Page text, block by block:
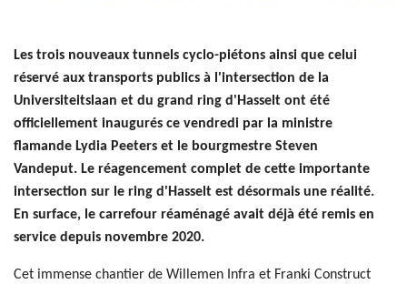
Les trois nouveaux tunnels cyclo-piétons ainsi que celui
réservé aux transports publics à l'intersection de la
Universiteitslaan et du grand ring d'Hasselt ont été
officiellement inaugurés ce vendredi par la ministre
flamande Lydia Peeters et le bourgmestre Steven
Vandeput. Le réagencement complet de cette importante
intersection sur le ring d'Hasselt est désormais une réalité.
En surface, le carrefour réaménagé avait déjà été remis en
service depuis novembre 2020.
Cet immense chantier de Willemen Infra et Franki Construct